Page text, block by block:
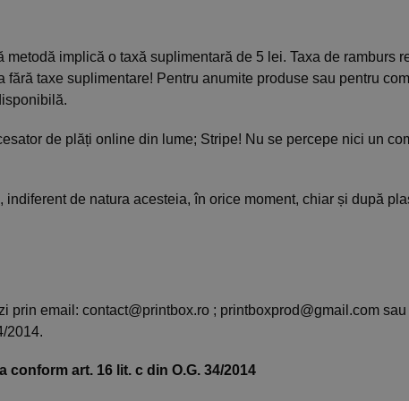
implică o taxă suplimentară de 5 lei. Taxa de ramburs
taxe suplimentare! Pentru anumite produse sau pentru
de plăți online din lume; Stripe! Nu se percepe nici un
de natura acesteia, în orice moment, chiar și după
prin email: contact@printbox.ro ; printboxprod@gmail.com sau
2014.
art. 16 lit. c din O.G. 34/2014